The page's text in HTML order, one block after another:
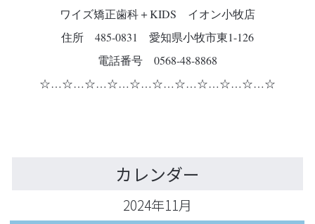
ワイズ矯正歯科＋KIDS イオン小牧店
住所 485-0831 愛知県小牧市東1-126
電話番号 0568-48-8868
☆…☆…☆…☆…☆…☆…☆…☆…☆…☆…☆
カレンダー
2024年11月